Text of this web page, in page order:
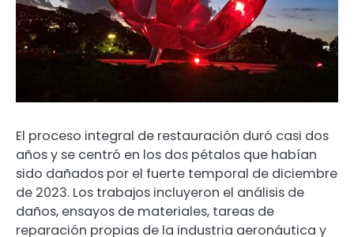
El proceso integral de restauración duró casi dos
años y se centró en los dos pétalos que habían
sido dañados por el fuerte temporal de diciembre
de 2023. Los trabajos incluyeron el análisis de
daños, ensayos de materiales, tareas de
reparación propias de la industria aeronáutica y